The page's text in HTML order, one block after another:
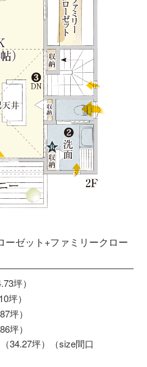
ーゼット+ファミリークロー
坪）
坪）
坪）
坪）
34.27坪）（size間口